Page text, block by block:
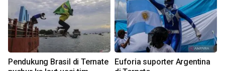
Pendukung Brasil di Ternate
Euforia suporter Argentina